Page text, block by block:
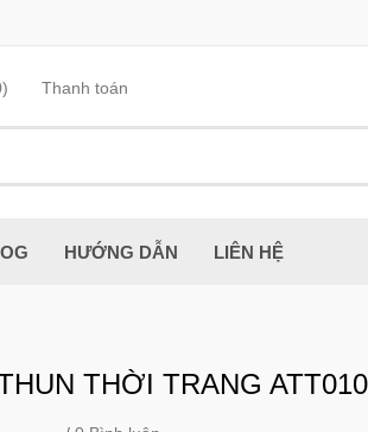
Thanh toán
HƯỚNG DẪN LIÊN HỆ
THỜI TRANG ATT010